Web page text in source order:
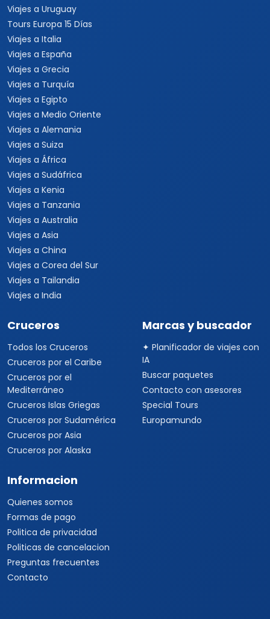
Viajes a Uruguay
Tours Europa 15 Días
Viajes a Italia
Viajes a España
Viajes a Grecia
Viajes a Turquía
Viajes a Egipto
Viajes a Medio Oriente
Viajes a Alemania
Viajes a Suiza
Viajes a África
Viajes a Sudáfrica
Viajes a Kenia
Viajes a Tanzania
Viajes a Australia
Viajes a Asia
Viajes a China
Viajes a Corea del Sur
Viajes a Tailandia
Viajes a India
Cruceros
Todos los Cruceros
Cruceros por el Caribe
Cruceros por el
Mediterráneo
Cruceros Islas Griegas
Cruceros por Sudamérica
Cruceros por Asia
Cruceros por Alaska
Marcas y buscador
✦ Planificador de viajes con
IA
Buscar paquetes
Contacto con asesores
Special Tours
Europamundo
Informacion
Quienes somos
Formas de pago
Politica de privacidad
Politicas de cancelacion
Preguntas frecuentes
Contacto